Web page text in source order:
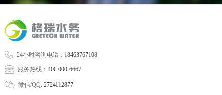
24小时咨询电话： 18463767108
服务热线： 400-000-6667
微信/QQ: 2724112877